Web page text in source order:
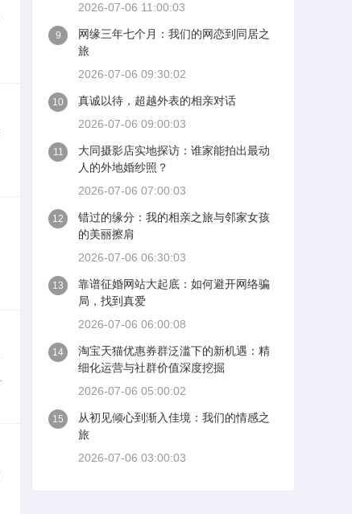
2026-07-06 11:00:03
9
网缘三年七个月：我们的网恋到同居之
旅
2026-07-06 09:30:02
10
真诚以待，超越外表的相亲对话
2026-07-06 09:00:03
11
大同摄影店实地探访：谁家能拍出最动
人的外地婚纱照？
2026-07-06 07:00:03
12
错过的缘分：我的相亲之旅与邻家女孩
的美丽擦肩
2026-07-06 06:30:03
13
靠谱征婚网站大起底：如何避开网络骗
局，找到真爱
2026-07-06 06:00:08
14
淘宝天猫优惠券群泛滥下的新机遇：精
细化运营与社群价值深度挖掘
2026-07-06 05:00:02
15
从初见倾心到渐入佳境：我们的情感之
旅
2026-07-06 03:00:03